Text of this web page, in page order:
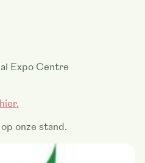
Expo Centre
.
onze stand.